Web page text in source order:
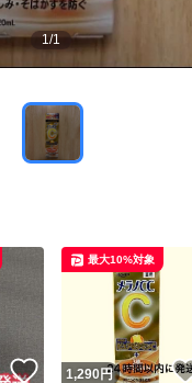
1/1
いいね！
1,290 円
最大10%対象